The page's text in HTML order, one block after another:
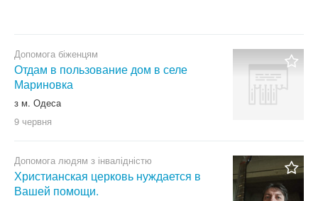
Допомога біженцям
Отдам в пользование дом в селе
Мариновка
з м. Одеса
9 червня
Допомога людям з інвалідністю
Христианская церковь нуждается в
Вашей помощи.